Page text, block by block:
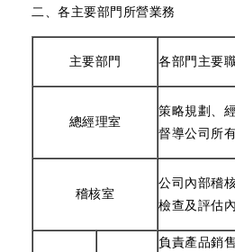
二、各主要部門所營業務
主要部門 各部門主要
總經理室
策略規劃、
督導公司所
稽核室
公司內部稽
檢查及評估
負責產品銷